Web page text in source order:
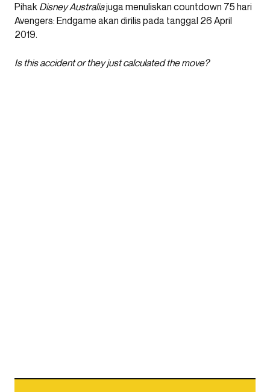
Pihak Disney Australiajuga menuliskan countdown 75 hari
Avengers: Endgame akan dirilis pada tanggal 26 April
2019.
Is this accident or they just calculated the move?